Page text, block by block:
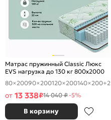
Матрас пружинный Classic Люкс
EVS нагрузка до 130 кг 800x2000
80×20090×200120×200140×200+2
от 13 338₽14 040 ₽-5%
В корзину